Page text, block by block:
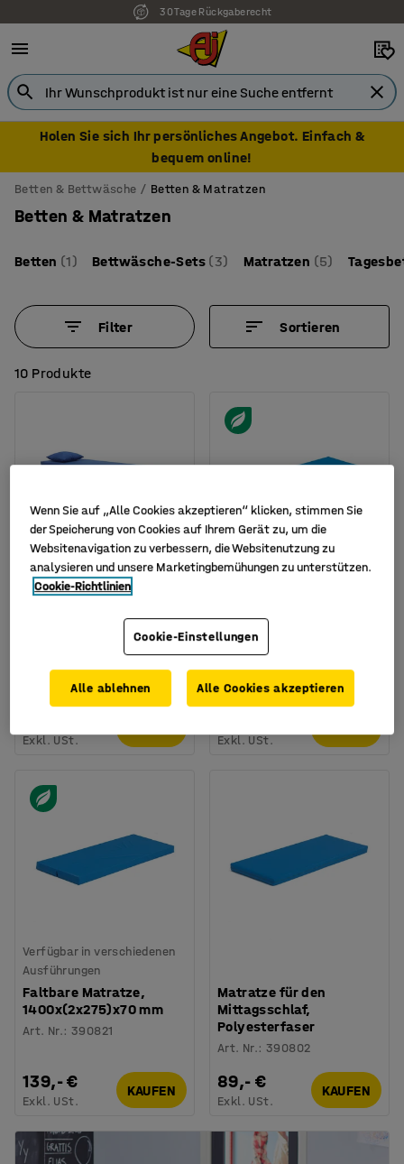
30 Tage Rückgaberecht
Holen Sie sich Ihr persönliches Angebot. Einfach &
bequem online!
Betten & Bettwäsche Betten & Matratzen
Betten & Matratzen
Betten (1) Bettwäsche-Sets (3) Matratzen (5)
Filter Sortieren
10 Produkte
Tagesbett, inkl. Matratze
1900x700x480 mm,
Buche, blau
:135212
Exkl. USt.
Matratze für den
Mittagsschlaf, extra
weich, Kaltschaum, blau
Art. Nr.:390871
Exkl. USt.
Verfügbar in verschiedenen
Ausführungen
Faltbare Matratze,
1400x(2x275)x70 mm
Art. Nr.:390821
139,- €
Exkl. USt.
KAUFEN
Matratze für den
Mittagsschlaf,
Polyesterfaser
Art. Nr.:390802
89,- €
Exkl. USt.
KAUFEN
Wenn Sie auf „Alle Cookies akzeptieren“ klicken, stimmen Sie
der Speicherung von Cookies auf Ihrem Gerät zu, um die
Websitenavigation zu verbessern, die Websitenutzung zu
analysieren und unsere Marketingbemühungen zu unterstützen.
Cookie-Richtlinien
Cookie-Einstellungen
Alle ablehnen Alle Cookies akzeptieren